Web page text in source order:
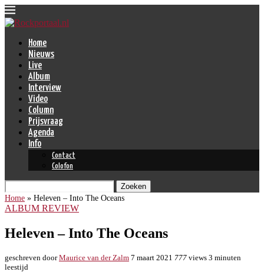
Home
Nieuws
Live
Album
Interview
Video
Column
Prijsvraag
Agenda
Info
Contact
Colofon
Zoeken
Home » Heleven – Into The Oceans
ALBUM REVIEW
Heleven – Into The Oceans
geschreven doorMaurice van der Zalm 7 maart 2021 777 views 3 minuten
leestijd